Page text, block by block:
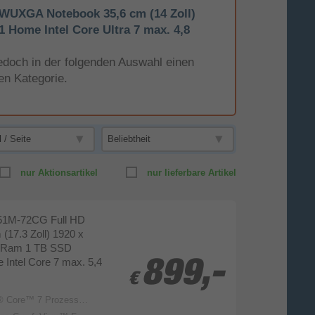
Notebook 35,6 cm (14 Zoll)
Home Intel Core Ultra 7 max. 4,8
in der folgenden Auswahl einen
Kategorie.
nur lieferbare Artikel
nur Aktionsartikel
€ 899,-
€ 899,-
72CG Full HD
Zoll) 1920 x
1 TB SSD
Intel Core 7 max. 5,4
7 Prozessor 150U